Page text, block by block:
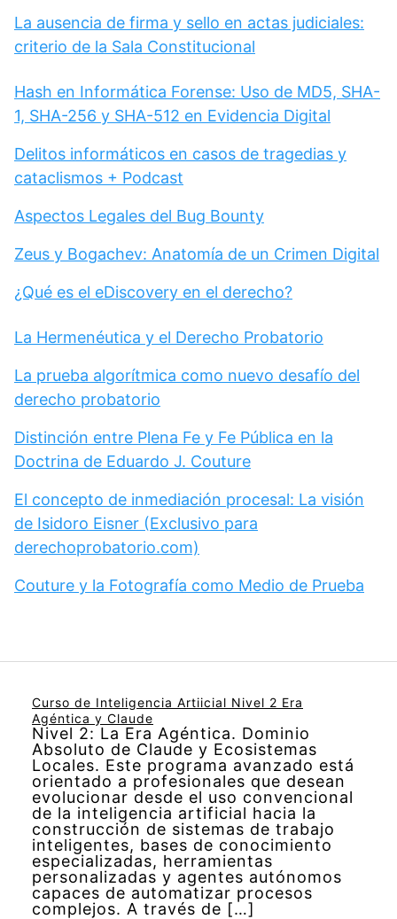
La ausencia de firma y sello en actas judiciales:
criterio de la Sala Constitucional
Hash en Informática Forense: Uso de MD5, SHA-
1, SHA-256 y SHA-512 en Evidencia Digital
Delitos informáticos en casos de tragedias y
cataclismos + Podcast
Aspectos Legales del Bug Bounty
Zeus y Bogachev: Anatomía de un Crimen Digital
¿Qué es el eDiscovery en el derecho?
La Hermenéutica y el Derecho Probatorio
La prueba algorítmica como nuevo desafío del
derecho probatorio
Distinción entre Plena Fe y Fe Pública en la
Doctrina de Eduardo J. Couture
El concepto de inmediación procesal: La visión
de Isidoro Eisner (Exclusivo para
derechoprobatorio.com)
Couture y la Fotografía como Medio de Prueba
Curso de Inteligencia Artiicial Nivel 2 Era
Agéntica y Claude
Nivel 2: La Era Agéntica. Dominio
Absoluto de Claude y Ecosistemas
Locales. Este programa avanzado está
orientado a profesionales que desean
evolucionar desde el uso convencional
de la inteligencia artificial hacia la
construcción de sistemas de trabajo
inteligentes, bases de conocimiento
especializadas, herramientas
personalizadas y agentes autónomos
capaces de automatizar procesos
complejos. A través de […]